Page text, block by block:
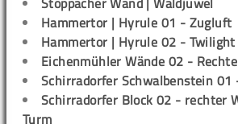
Hammertor | Hyrule 01 - Zugluft
Hammertor | Hyrule 02 - Twilight
Eichenmühler Wände 02 -
Schirradorfer Schwalbenstein 01
Schirradorfer Block 02 - rechter
Turm